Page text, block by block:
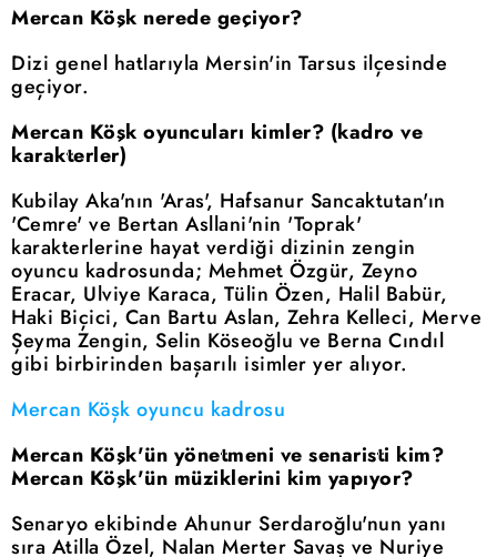
Mercan Köşk nerede geçiyor?
Dizi genel hatlarıyla Mersin'in Tarsus ilçesinde
geçiyor.
Mercan Köşk oyuncuları kimler? (kadro ve
karakterler)
Kubilay Aka'nın 'Aras', Hafsanur Sancaktutan'ın
'Cemre' ve Bertan Asllani'nin 'Toprak'
karakterlerine hayat verdiği dizinin zengin
oyuncu kadrosunda; Mehmet Özgür, Zeyno
Eracar, Ulviye Karaca, Tülin Özen, Halil Babür,
Haki Biçici, Can Bartu Aslan, Zehra Kelleci, Merve
Şeyma Zengin, Selin Köseoğlu ve Berna Cındıl
gibi birbirinden başarılı isimler yer alıyor.
Mercan Köşk oyuncu kadrosu
Mercan Köşk'ün yönetmeni ve senaristi kim?
Mercan Köşk'ün müziklerini kim yapıyor?
Senaryo ekibinde Ahunur Serdaroğlu'nun yanı
sıra Atilla Özel, Nalan Merter Savaş ve Nuriye